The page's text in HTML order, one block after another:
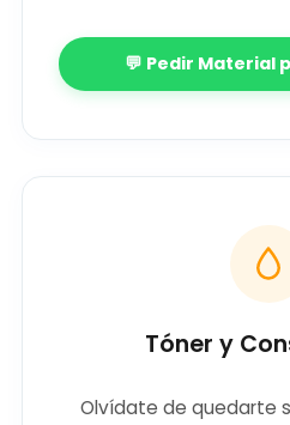
💬 Pedir Material
Tóner y
Olvídate de quedarte